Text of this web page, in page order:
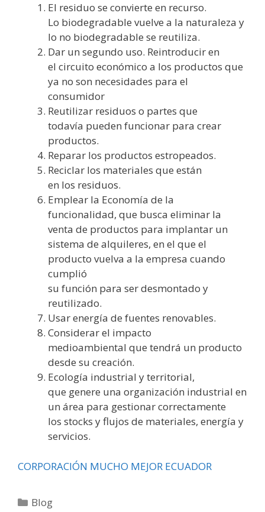
El residuo se convierte en recurso.
Lo biodegradable vuelve a la naturaleza y
lo no biodegradable se reutiliza.
Dar un segundo uso. Reintroducir en
el circuito económico a los productos que
ya no son necesidades para el
consumidor
Reutilizar residuos o partes que
todavía pueden funcionar para crear
productos.
Reparar los productos estropeados.
Reciclar los materiales que están
en los residuos.
Emplear la Economía de la
funcionalidad, que busca eliminar la
venta de productos para implantar un
sistema de alquileres, en el que el
producto vuelva a la empresa cuando
cumplió
su función para ser desmontado y
reutilizado.
Usar energía de fuentes renovables.
Considerar el impacto
medioambiental que tendrá un producto
desde su creación.
Ecología industrial y territorial,
que genere una organización industrial en
un área para gestionar correctamente
los stocks y flujos de materiales, energía y
servicios.
CORPORACIÓN MUCHO MEJOR ECUADOR
Blog